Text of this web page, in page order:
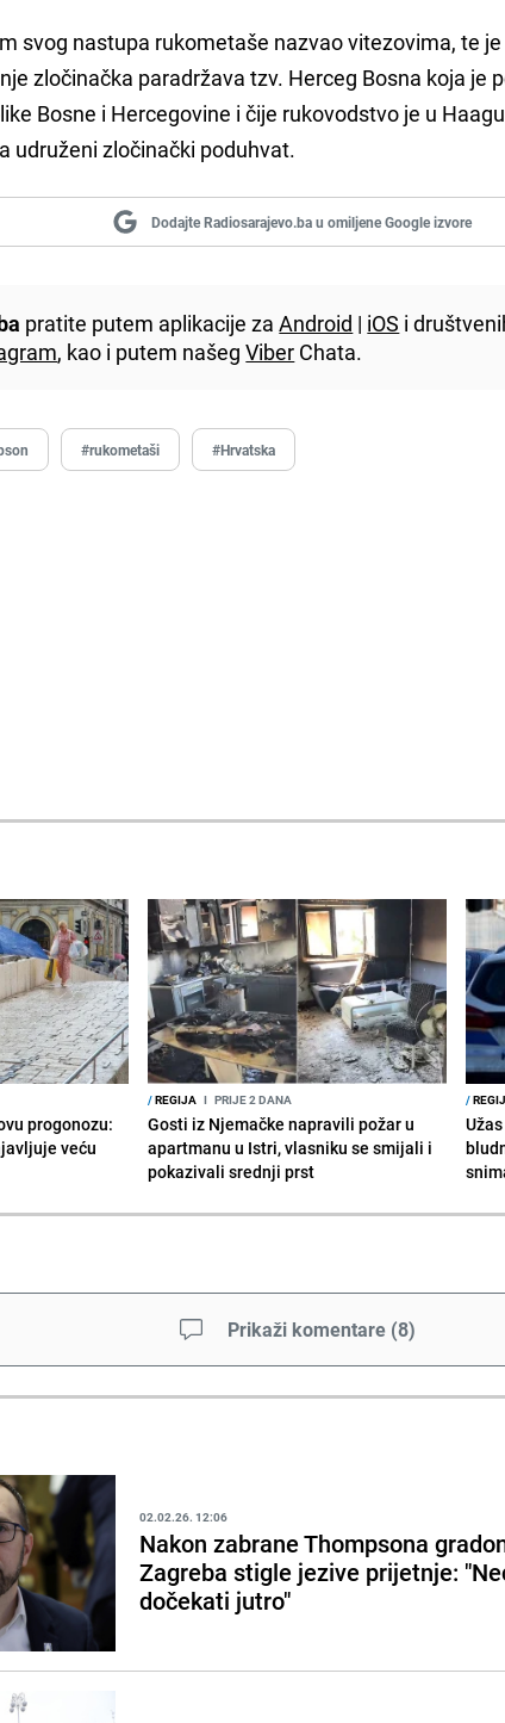
svog nastupa rukometaše nazvao vitezovima, te
zločinačka paradržava tzv. Herceg Bosna koja je
Bosne i Hercegovine i čije rukovodstvo je u
udruženi zločinački poduhvat.
Dodajte Radiosarajevo.ba u omiljene Google izvore
pratite putem aplikacije zaAndroid | iOS i
, kao i putem našegViber Chata.
#rukometaši #Hrvatska
progonozu:
veću
/REGIJA I PRIJE 2 DANA
Gosti iz Njemačke napravili požar u
apartmanu u Istri, vlasniku se smijali i
pokazivali srednji prst
/
Prikaži komentare (8)
02.02.26. 12:06
Nakon zabrane Thompsona
Zagreba stigle jezive prijetnje:
dočekati jutro"